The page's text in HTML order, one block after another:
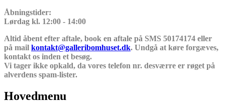
Åbningstider:
Lørdag kl. 12:00 - 14:00
Altid åbent efter aftale, book en aftale på SMS 50174174 eller
på mail kontakt@galleribomhuset.dk. Undgå at køre forgæves,
kontakt os inden et besøg.
Vi tager ikke opkald, da vores telefon nr. desværre er røget på
alverdens spam-lister.
Hovedmenu